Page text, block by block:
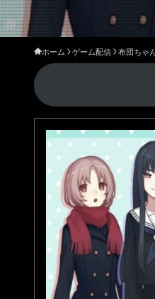
ホーム ゲーム配信 布団ちゃ